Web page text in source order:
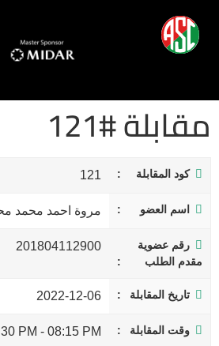
مقابلة #121
كود المقابلة 121
اسم العضو مروة احمد محمد
رقم عضوية
مقدم الطلب
201804112900
تاريخ المقابلة 2022-12-06
وقت المقابلة 08:15 PM
-
PM